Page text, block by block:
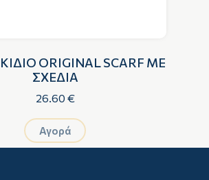
ORIGINAL SCARF ΜΕ
ΣΧΕΔΙΑ
26.60 €
Αγορά